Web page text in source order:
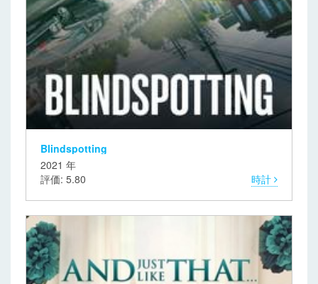
Blindspotting
2021 年
評価: 5.80
時計